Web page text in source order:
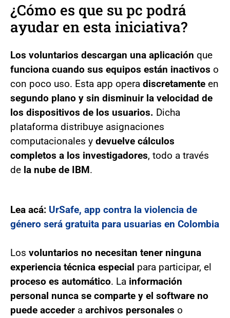
¿Cómo es que su pc podrá
ayudar en esta iniciativa?
Los voluntarios descargan una aplicación que
funciona cuando sus equipos están inactivos o
con poco uso. Esta app opera discretamente en
segundo plano y sin disminuir la velocidad de
los dispositivos de los usuarios. Dicha
plataforma distribuye asignaciones
computacionales y devuelve cálculos
completos a los investigadores, todo a través
de la nube de IBM.
Lea acá: UrSafe, app contra la violencia de
género será gratuita para usuarias en Colombia
Los voluntarios no necesitan tener ninguna
experiencia técnica especial para participar, el
proceso es automático. La información
personal nunca se comparte y el software no
puede acceder a archivos personales o